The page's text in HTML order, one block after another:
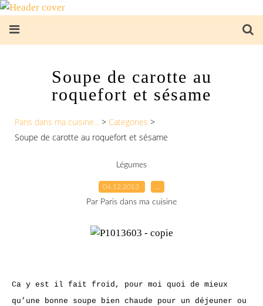
Soupe de carotte au
roquefort et sésame
Paris dans ma cuisine... > Categories >
Soupe de carotte au roquefort et sésame
Légumes
04.12.2013
Par Paris dans ma cuisine
Ca y est il fait froid, pour moi quoi de mieux
qu’une bonne soupe bien chaude pour un déjeuner ou